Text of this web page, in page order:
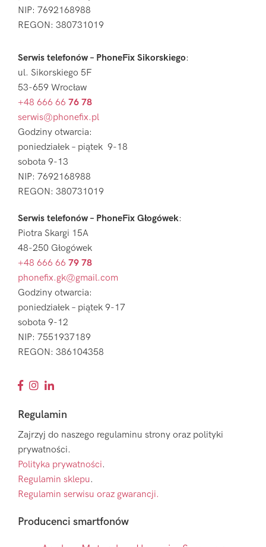
NIP: 7692168988
REGON: 380731019
Serwis telefonów – PhoneFix Sikorskiego:
ul. Sikorskiego 5F
53-659 Wrocław
+48 666 66 76 78
serwis@phonefix.pl
Godziny otwarcia:
poniedziałek – piątek 9-18
sobota 9-13
NIP: 7692168988
REGON: 380731019
Serwis telefonów – PhoneFix Głogówek:
Piotra Skargi 15A
48-250 Głogówek
+48 666 66 79 78
phonefix.gk@gmail.com
Godziny otwarcia:
poniedziałek – piątek 9-17
sobota 9-12
NIP: 7551937189
REGON: 386104358
Regulamin
Zajrzyj do naszego regulaminu strony oraz polityki
prywatności.
Polityka prywatności.
Regulamin sklepu.
Regulamin serwisu oraz gwarancji.
Producenci smartfonów